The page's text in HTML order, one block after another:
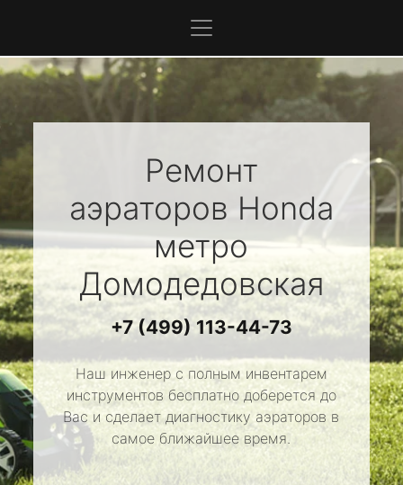
Ремонт
аэраторов Honda
метро
Домодедовская
+7 (499) 113-44-73
Наш инженер с полным инвентарем
инструментов бесплатно доберется до
Вас и сделает диагностику аэраторов в
самое ближайшее время.